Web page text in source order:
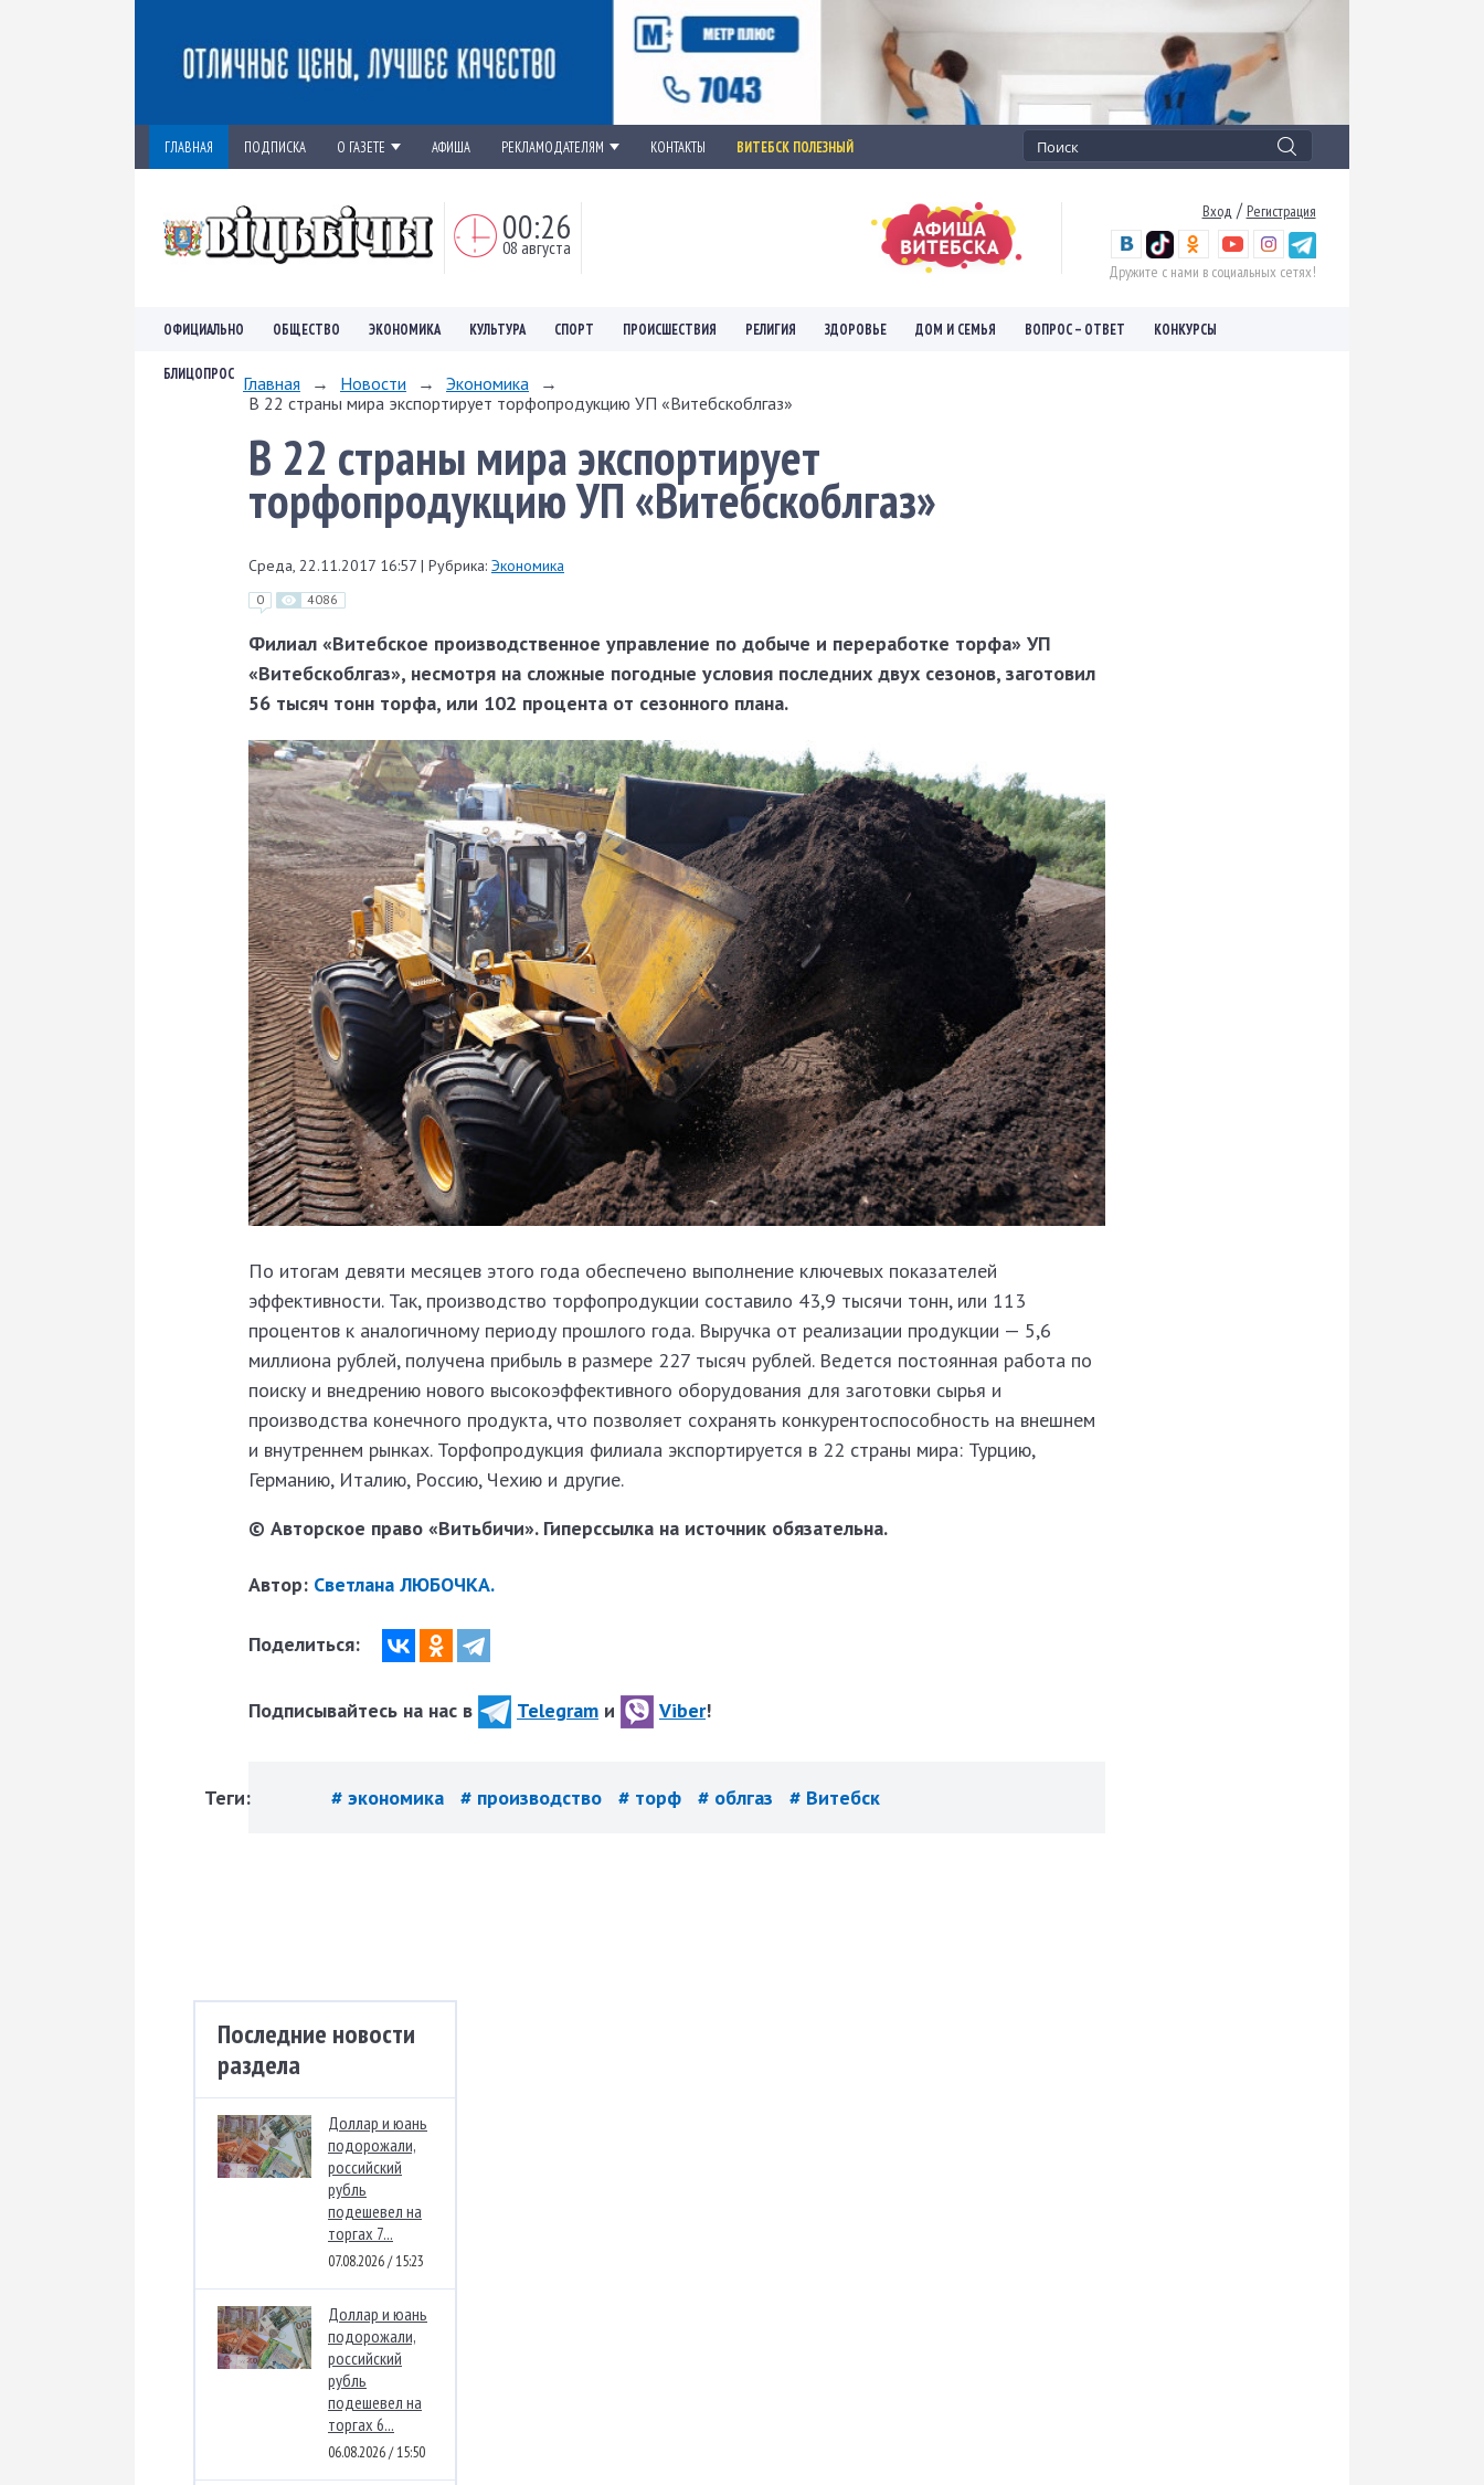
ГЛАВНАЯ ПОДПИСКА О ГАЗЕТЕ АФИША РЕКЛАМОДАТЕЛЯМ КОНТАКТЫ ВИТЕБСК ПОЛЕЗНЫЙ
00:26
08 августа
Вход / Регистрация
Дружите с нами в социальных сетях!
ОФИЦИАЛЬНО ОБЩЕСТВО ЭКОНОМИКА КУЛЬТУРА СПОРТ ПРОИСШЕСТВИЯ РЕЛИГИЯ ЗДОРОВЬЕ ДОМ И СЕМЬЯ ВОПРОС – ОТВЕТ КОНКУРСЫ
БЛИЦОПРОС Главная → Новости → Экономика
→
В 22 страны мира экспортирует торфопродукцию УП «Витебскоблгаз»
В 22 страны мира экспортирует
торфопродукцию УП «Витебскоблгаз»
Среда, 22.11.2017 16:57 | Рубрика: Экономика
0 4086
Филиал «Витебское производственное управление по добыче и переработке торфа» УП
«Витебскоблгаз», несмотря на сложные погодные условия послед­них двух сезонов, заготовил
56 тысяч тонн торфа, или 102 процента от сезонного плана.
По итогам девяти месяцев этого года обеспечено выполнение ключевых показателей
эффективности. Так, производство торфопродукции составило 43,9 тысячи тонн, или 113
процентов к аналогичному периоду прошлого года. Выручка от реализации продукции — 5,6
миллиона рублей, получена прибыль в размере 227 тысяч рублей. Ведется постоянная работа по
поиску и внедрению нового высокоэффективного оборудования для заготовки сырья и
производства конечного продукта, что позволяет сохранять конкуренто­способность на внешнем
и внутреннем рынках. Торфопродукция филиала экспортируется в 22 страны мира: Турцию,
Германию, Италию, Россию, Чехию и другие.
© Авторское право «Витьбичи». Гиперссылка на источник обязательна.
Автор: Светлана ЛЮБОЧКА.
Поделиться:
Подписывайтесь на нас в Telegram и Viber!
Теги: # экономика # производство # торф # облгаз # Витебск
Последние новости
раздела
Доллар и юань
подорожали,
российский
рубль
подешевел на
торгах 7...
07.08.2026 / 15:23
Доллар и юань
подорожали,
российский
рубль
подешевел на
торгах 6...
06.08.2026 / 15:50